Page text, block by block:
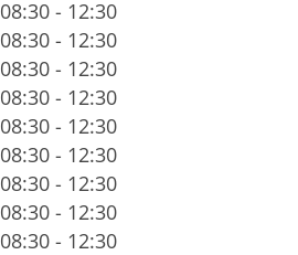
08:30 - 12:30
08:30 - 12:30
08:30 - 12:30
08:30 - 12:30
08:30 - 12:30
08:30 - 12:30
08:30 - 12:30
08:30 - 12:30
08:30 - 12:30